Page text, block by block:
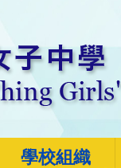
學校組織